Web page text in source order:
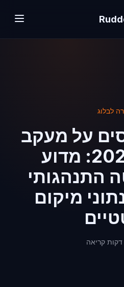
לבלוג
על מעקב
בשנת 2026: מדוע
התנהגותי
מיקום